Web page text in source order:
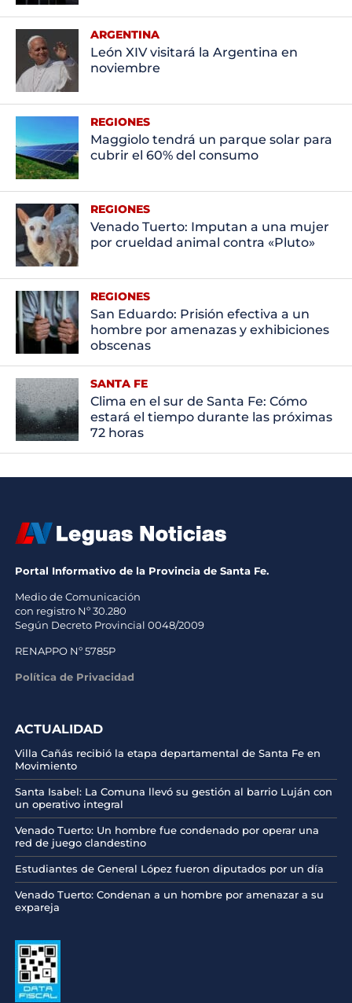
ARGENTINA
León XIV visitará la Argentina en
noviembre
REGIONES
Maggiolo tendrá un parque solar para
cubrir el 60% del consumo
REGIONES
Venado Tuerto: Imputan a una mujer
por crueldad animal contra «Pluto»
REGIONES
San Eduardo: Prisión efectiva a un
hombre por amenazas y exhibiciones
obscenas
SANTA FE
Clima en el sur de Santa Fe: Cómo
estará el tiempo durante las próximas
72 horas
Portal Informativo de la Provincia de Santa Fe.
Medio de Comunicación
con registro Nº 30.280
Según Decreto Provincial 0048/2009
RENAPPO Nº 5785P
Política de Privacidad
ACTUALIDAD
Villa Cañás recibió la etapa departamental de Santa Fe en
Movimiento
Santa Isabel: La Comuna llevó su gestión al barrio Luján con
un operativo integral
Venado Tuerto: Un hombre fue condenado por operar una
red de juego clandestino
Estudiantes de General López fueron diputados por un día
Venado Tuerto: Condenan a un hombre por amenazar a su
expareja